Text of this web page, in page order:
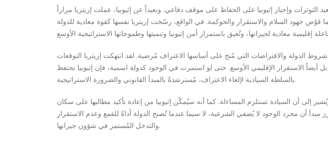
وإجبار إثيوبيا على الحفاظ على موقف دفاعي. وبعيداً عن إثيوبيا، عملت إريتريا مراراً
جهود السلام والاستقرار والحوكمة. في الواقع، رسّخت إريتريا نفسها كقوة معادية للدولة
شروط الدولة والافتراضات التي مُنح على أساسها الاعتراف مُرضية. لقد انتهكت إريتريا التوقعات
الاستقرار الإقليمي الأوسع. حتى لو استمرت في الوجود كدولة اسمية، فإن إثيوبيا تحتفظ
بالسلطة السيادية لإلغاء الاعتراف، مُسترشدةً بالمبدأ القانوني والضرورة الاستراتيجية.
إلى أن السيادة تستلزم المساءلة. كما أنه سيُمكّن إثيوبيا من إعادة تأكيد مطالبها على سكان
أن مجرد الوجود لا يُضفي الشرعية، لا سيما عندما تُصبح الدولة أداةً للقمع وعدم الاستقرار
والتدخل المُستمر في شؤون جيرانها.